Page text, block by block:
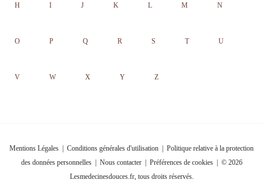
H I J K L M N
O P Q R S T U
V W X Y Z
Mentions Légales Conditions générales d'utilisation
Politique relative à la protection
des données personnelles| Nous contacter| Préférences de cookies| © 2026
Lesmedecinesdouces.fr, tous droits réservés.